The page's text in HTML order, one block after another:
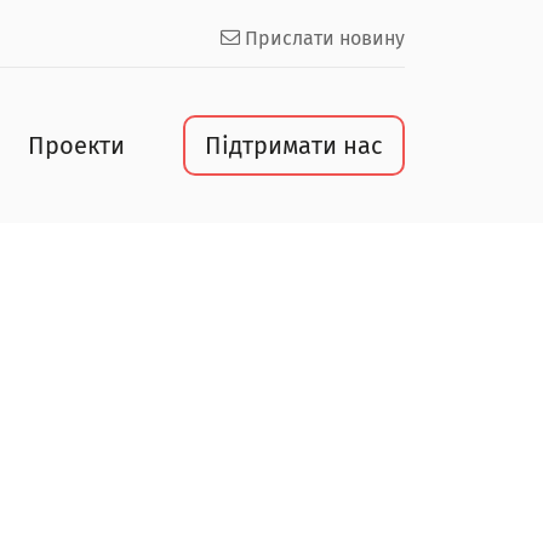
Прислати новину
Проекти Підтримати нас